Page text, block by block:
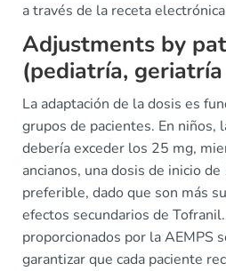
a través de la receta
Adjustments by
(pediatría, geriatría
La adaptación de la dosis es
grupos de pacientes. En niños,
debería exceder los 25 mg,
ancianos, una dosis de inicio
preferible, dado que son más
efectos secundarios de
proporcionados por la AEMPS
garantizar que cada paciente